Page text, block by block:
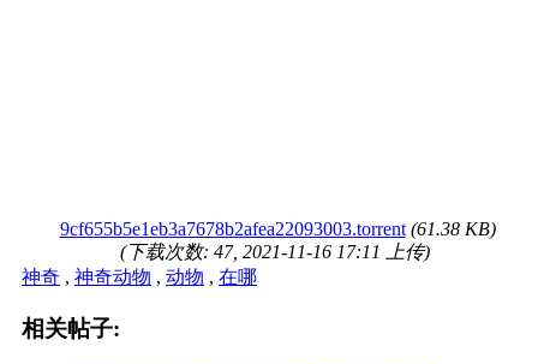
9cf655b5e1eb3a7678b2afea22093003.torrent (61.38 KB)
(下载次数: 47, 2021-11-16 17:11 上传)
神奇 , 神奇动物 , 动物 , 在哪
相关帖子: